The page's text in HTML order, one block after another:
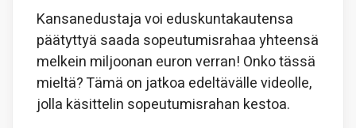
Kansanedustaja voi eduskuntakautensa
päätyttyä saada sopeutumisrahaa yhteensä
melkein miljoonan euron verran! Onko tässä
mieltä? Tämä on jatkoa edeltävälle videolle,
jolla käsittelin sopeutumisrahan kestoa.